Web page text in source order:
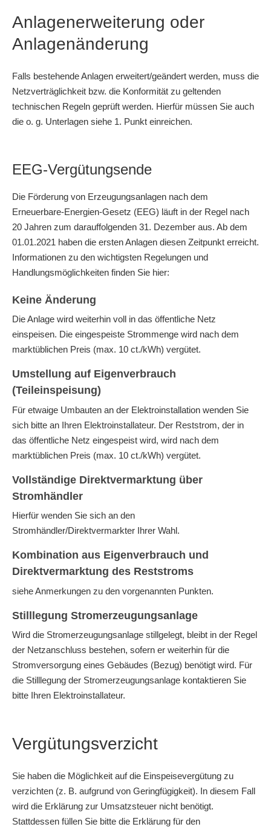
Anlagenerweiterung oder
Anlagenänderung
Falls bestehende Anlagen erweitert/geändert werden, muss die
Netzverträglichkeit bzw. die Konformität zu geltenden
technischen Regeln geprüft werden. Hierfür müssen Sie auch
die o. g. Unterlagen siehe 1. Punkt einreichen.
EEG-Vergütungsende
Die Förderung von Erzeugungsanlagen nach dem
Erneuerbare-Energien-Gesetz (EEG) läuft in der Regel nach
20 Jahren zum darauffolgenden 31. Dezember aus. Ab dem
01.01.2021 haben die ersten Anlagen diesen Zeitpunkt erreicht.
Informationen zu den wichtigsten Regelungen und
Handlungsmöglichkeiten finden Sie hier:
Keine Änderung
Die Anlage wird weiterhin voll in das öffentliche Netz
einspeisen. Die eingespeiste Strommenge wird nach dem
marktüblichen Preis (max. 10 ct./kWh) vergütet.
Umstellung auf Eigenverbrauch
(Teileinspeisung)
Für etwaige Umbauten an der Elektroinstallation wenden Sie
sich bitte an Ihren Elektroinstallateur. Der Reststrom, der in
das öffentliche Netz eingespeist wird, wird nach dem
marktüblichen Preis (max. 10 ct./kWh) vergütet.
Vollständige Direktvermarktung über
Stromhändler
Hierfür wenden Sie sich an den
Stromhändler/Direktvermarkter Ihrer Wahl.
Kombination aus Eigenverbrauch und
Direktvermarktung des Reststroms
siehe Anmerkungen zu den vorgenannten Punkten.
Stilllegung Stromerzeugungsanlage
Wird die Stromerzeugungsanlage stillgelegt, bleibt in der Regel
der Netzanschluss bestehen, sofern er weiterhin für die
Stromversorgung eines Gebäudes (Bezug) benötigt wird. Für
die Stilllegung der Stromerzeugungsanlage kontaktieren Sie
bitte Ihren Elektroinstallateur.
Vergütungsverzicht
Sie haben die Möglichkeit auf die Einspeisevergütung zu
verzichten (z. B. aufgrund von Geringfügigkeit). In diesem Fall
wird die Erklärung zur Umsatzsteuer nicht benötigt.
Stattdessen füllen Sie bitte die Erklärung für den